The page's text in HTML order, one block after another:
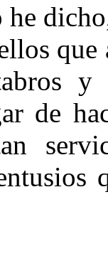
he
y
de